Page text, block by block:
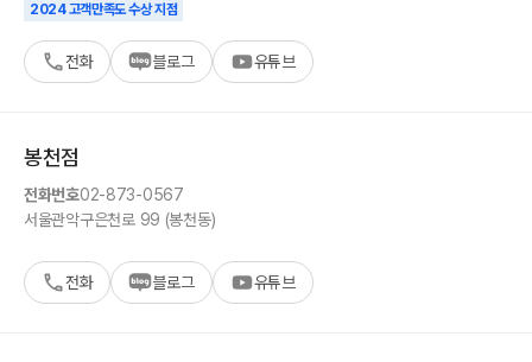
2024 고객만족도 수상 지점
전화 블로그 유튜브
봉천점
전화번호02-873-0567
서울관악구은천로 99 (봉천동)
전화 블로그 유튜브